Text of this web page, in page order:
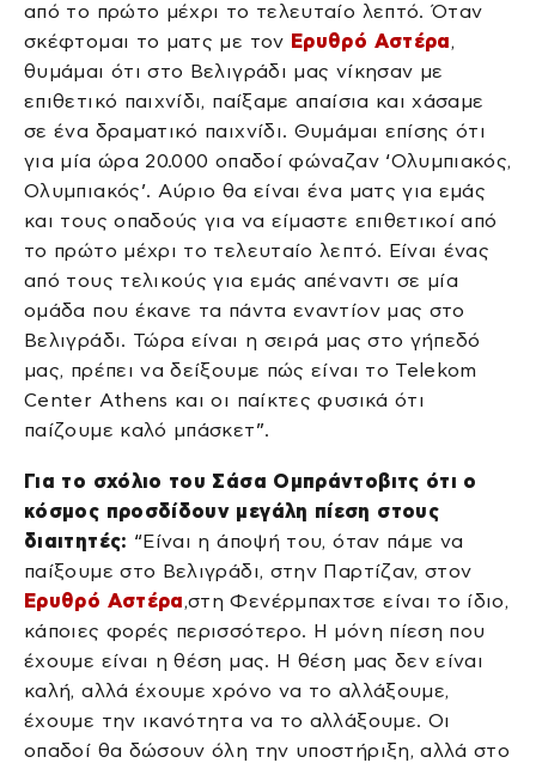
από το πρώτο μέχρι το τελευταίο λεπτό. Όταν
σκέφτομαι το ματς με τον Ερυθρό Αστέρα,
θυμάμαι ότι στο Βελιγράδι μας νίκησαν με
επιθετικό παιχνίδι, παίξαμε απαίσια και χάσαμε
σε ένα δραματικό παιχνίδι. Θυμάμαι επίσης ότι
για μία ώρα 20.000 οπαδοί φώναζαν ‘Ολυμπιακός,
Ολυμπιακός’. Αύριο θα είναι ένα ματς για εμάς
και τους οπαδούς για να είμαστε επιθετικοί από
το πρώτο μέχρι το τελευταίο λεπτό. Είναι ένας
από τους τελικούς για εμάς απέναντι σε μία
ομάδα που έκανε τα πάντα εναντίον μας στο
Βελιγράδι. Τώρα είναι η σειρά μας στο γήπεδό
μας, πρέπει να δείξουμε πώς είναι το Telekom
Center Athens και οι παίκτες φυσικά ότι
παίζουμε καλό μπάσκετ”.
Για το σχόλιο του Σάσα Ομπράντοβιτς ότι ο
κόσμος προσδίδουν μεγάλη πίεση στους
διαιτητές: “Είναι η άποψή του, όταν πάμε να
παίξουμε στο Βελιγράδι, στην Παρτίζαν, στον
Ερυθρό Αστέρα,στη Φενέρμπαχτσε είναι το ίδιο,
κάποιες φορές περισσότερο. Η μόνη πίεση που
έχουμε είναι η θέση μας. Η θέση μας δεν είναι
καλή, αλλά έχουμε χρόνο να το αλλάξουμε,
έχουμε την ικανότητα να το αλλάξουμε. Οι
οπαδοί θα δώσουν όλη την υποστήριξη, αλλά στο